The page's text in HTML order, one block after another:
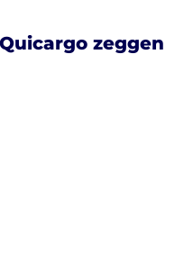
zeggen